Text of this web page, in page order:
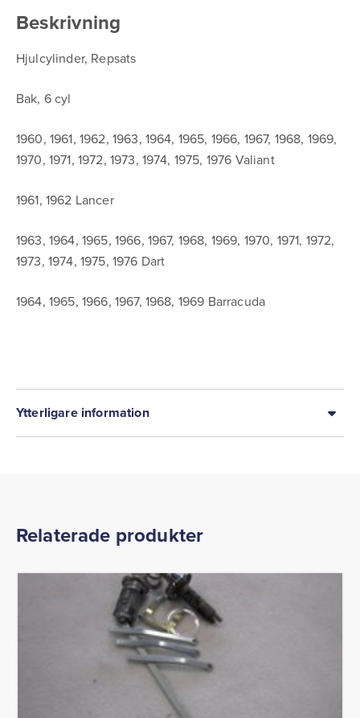
Beskrivning
Hjulcylinder, Repsats
Bak, 6 cyl
1960, 1961, 1962, 1963, 1964, 1965, 1966, 1967, 1968, 1969,
1970, 1971, 1972, 1973, 1974, 1975, 1976 Valiant
1961, 1962 Lancer
1963, 1964, 1965, 1966, 1967, 1968, 1969, 1970, 1971, 1972,
1973, 1974, 1975, 1976 Dart
1964, 1965, 1966, 1967, 1968, 1969 Barracuda
Ytterligare information
Relaterade produkter